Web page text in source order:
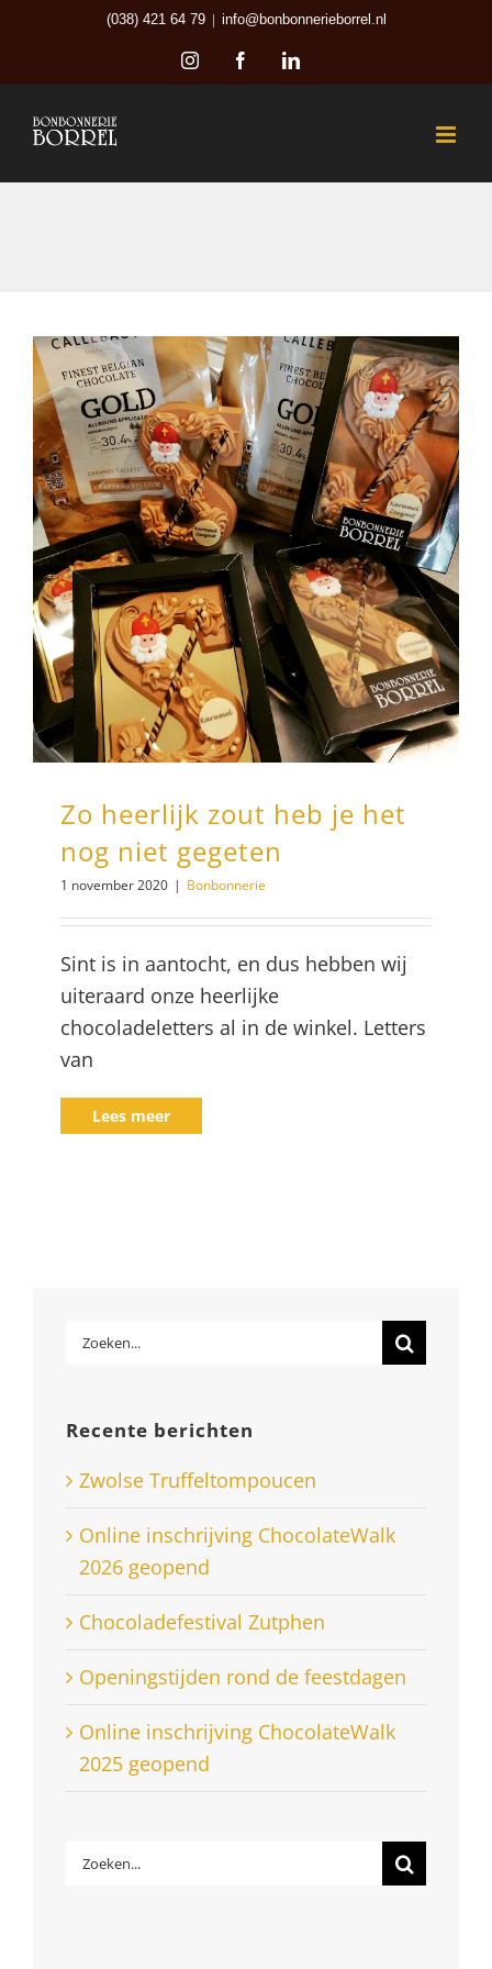
inhoud
(038) 421 64 79 | info@bonbonnerieborrel.nl
InstagramFacebookLinkedIn
Zo heerlijk zout heb je het
nog niet gegeten
1 november 2020 | Bonbonnerie
Sint is in aantocht, en dus hebben wij
uiteraard onze heerlijke
chocoladeletters al in de winkel. Letters
van
Lees meer
Zoeken
Recente berichten
Zwolse Truffeltompoucen
Online inschrijving ChocolateWalk
2026 geopend
Chocoladefestival Zutphen
Openingstijden rond de feestdagen
Online inschrijving ChocolateWalk
2025 geopend
Zoeken